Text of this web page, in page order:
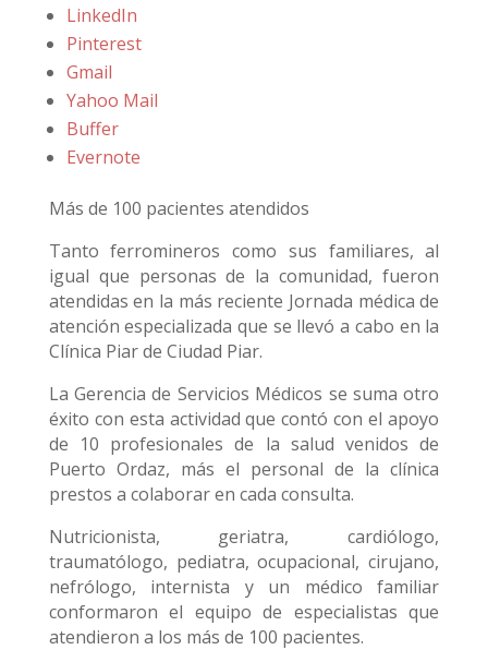
LinkedIn
Pinterest
Gmail
Yahoo Mail
Buffer
Evernote
Más de 100 pacientes atendidos
Tanto ferromineros como sus familiares, al
igual que personas de la comunidad, fueron
atendidas en la más reciente Jornada médica de
atención especializada que se llevó a cabo en la
Clínica Piar de Ciudad Piar.
La Gerencia de Servicios Médicos se suma otro
éxito con esta actividad que contó con el apoyo
de 10 profesionales de la salud venidos de
Puerto Ordaz, más el personal de la clínica
prestos a colaborar en cada consulta.
Nutricionista, geriatra, cardiólogo,
traumatólogo, pediatra, ocupacional, cirujano,
nefrólogo, internista y un médico familiar
conformaron el equipo de especialistas que
atendieron a los más de 100 pacientes.